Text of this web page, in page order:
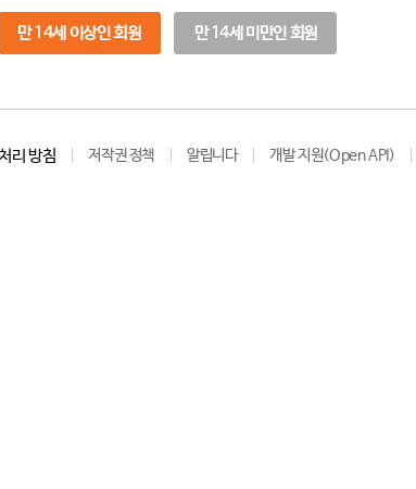
만 14세 이상인 회원 만 14세 미만인 회원
리 방침 저작권 정책 알립니다 개발 지원(Open API)